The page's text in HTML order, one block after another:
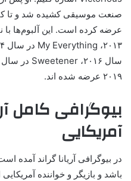
۲۰۱۹ عرضه شده اند.
بیوگرافی کامل
آمریکایی
باشد و بازیگر و خواننده